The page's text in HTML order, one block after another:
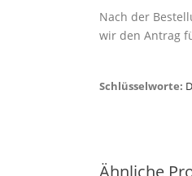
Nach der
wir den Antrag
Schlüsselworte: